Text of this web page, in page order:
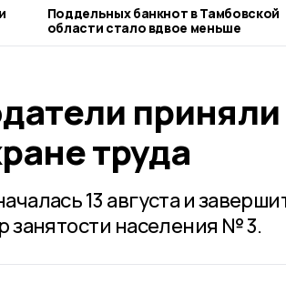
Поддельных банкнот в Тамбовской
области стало вдвое меньше
приняли
труда
13 августа и
занятости населения № 3.